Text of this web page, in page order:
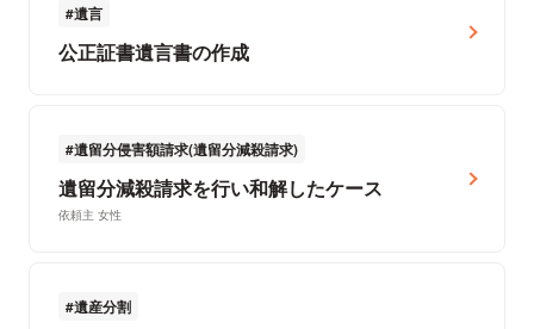
遺言
公正証書遺言書の作成
遺留分侵害額請求(遺留分減殺請求)
遺留分減殺請求を行い和解したケース
依頼主 女性
遺産分割